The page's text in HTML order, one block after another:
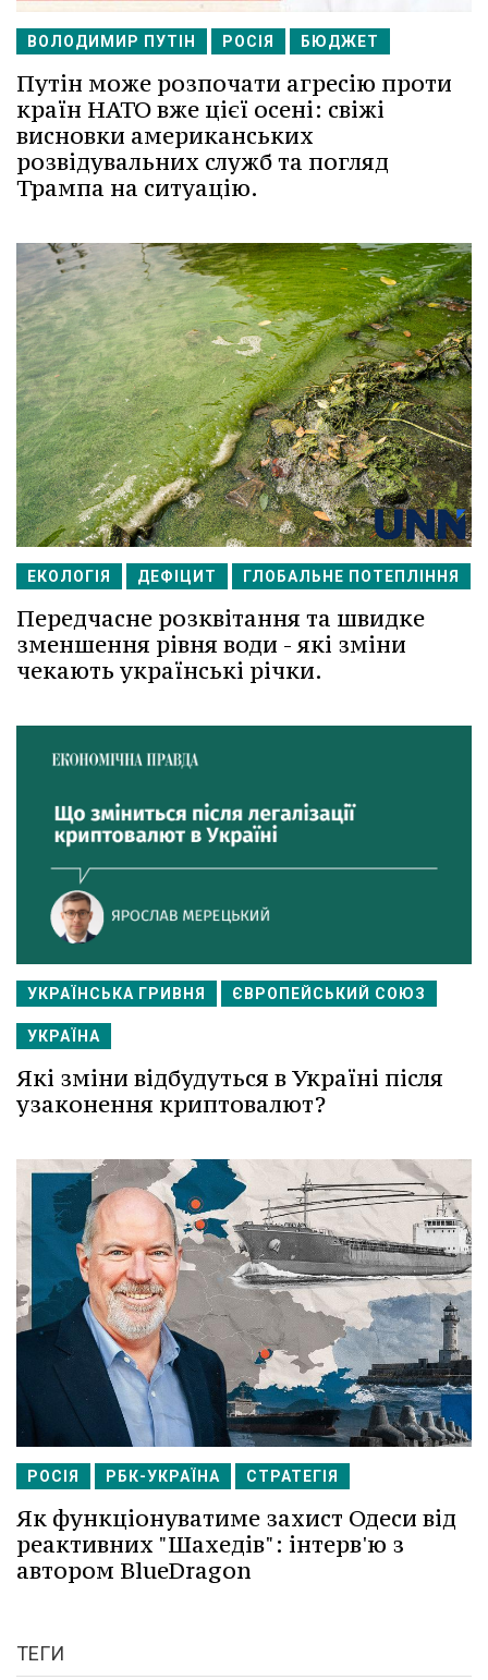
ВОЛОДИМИР ПУТІН РОСІЯ БЮДЖЕТ
Путін може розпочати агресію проти
країн НАТО вже цієї осені: свіжі
висновки американських
розвідувальних служб та погляд
Трампа на ситуацію.
ЕКОЛОГІЯ ДЕФІЦИТ ГЛОБАЛЬНЕ ПОТЕПЛІННЯ
Передчасне розквітання та швидке
зменшення рівня води - які зміни
чекають українські річки.
УКРАЇНСЬКА ГРИВНЯ ЄВРОПЕЙСЬКИЙ СОЮЗ
УКРАЇНА
Які зміни відбудуться в Україні після
узаконення криптовалют?
РОСІЯ РБК-УКРАЇНА СТРАТЕГІЯ
Як функціонуватиме захист Одеси від
реактивних "Шахедів": інтерв'ю з
автором BlueDragon
ТЕГИ